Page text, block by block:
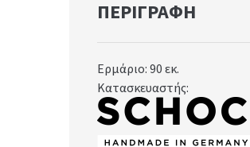
ΠΕΡΙΓΡΑΦΉ
Ερμάριο: 90 εκ.
Κατασκευαστής: